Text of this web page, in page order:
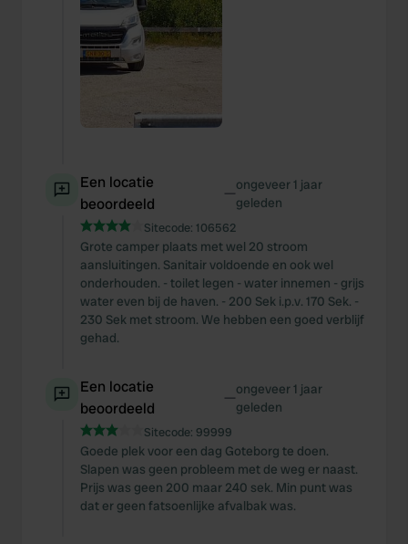
Een locatie
beoordeeld
—ongeveer 1 jaar
geleden
Sitecode: 106562
Grote camper plaats met wel 20 stroom
aansluitingen. Sanitair voldoende en ook wel
onderhouden. - toilet legen - water innemen - grijs
water even bij de haven. - 200 Sek i.p.v. 170 Sek. -
230 Sek met stroom. We hebben een goed verblijf
gehad.
Een locatie
beoordeeld
—ongeveer 1 jaar
geleden
Sitecode: 99999
Goede plek voor een dag Goteborg te doen.
Slapen was geen probleem met de weg er naast.
Prijs was geen 200 maar 240 sek. Min punt was
dat er geen fatsoenlijke afvalbak was.